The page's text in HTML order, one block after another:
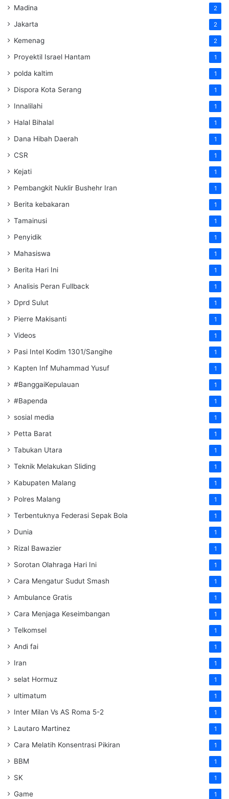
Madina 2
Jakarta 2
Kemenag 2
Proyektil Israel Hantam 1
polda kaltim 1
Dispora Kota Serang 1
Innalilahi 1
Halal Bihalal 1
Dana Hibah Daerah 1
CSR 1
Kejati 1
Pembangkit Nuklir Bushehr Iran 1
Berita kebakaran 1
Tamainusi 1
Penyidik 1
Mahasiswa 1
Berita Hari Ini 1
Analisis Peran Fullback 1
Dprd Sulut 1
Pierre Makisanti 1
Videos 1
Pasi Intel Kodim 1301/Sangihe 1
Kapten Inf Muhammad Yusuf 1
#BanggaiKepulauan 1
#Bapenda 1
sosial media 1
Petta Barat 1
Tabukan Utara 1
Teknik Melakukan Sliding 1
Kabupaten Malang 1
Polres Malang 1
Terbentuknya Federasi Sepak Bola 1
Dunia 1
Rizal Bawazier 1
Sorotan Olahraga Hari Ini 1
Cara Mengatur Sudut Smash 1
Ambulance Gratis 1
Cara Menjaga Keseimbangan 1
Telkomsel 1
Andi fai 1
Iran 1
selat Hormuz 1
ultimatum 1
Inter Milan Vs AS Roma 5-2 1
Lautaro Martinez 1
Cara Melatih Konsentrasi Pikiran 1
BBM 1
SK 1
Game 1